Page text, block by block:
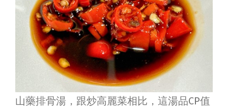
山藥排骨湯，跟炒高麗菜相比，這湯品CP值